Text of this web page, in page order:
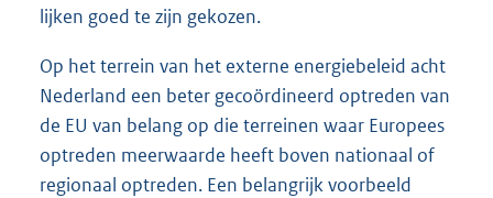
lijken goed te zijn gekozen.
Op het terrein van het externe energiebeleid acht
Nederland een beter gecoördineerd optreden van
de EU van belang op die terreinen waar Europees
optreden meerwaarde heeft boven nationaal of
regionaal optreden. Een belangrijk voorbeeld